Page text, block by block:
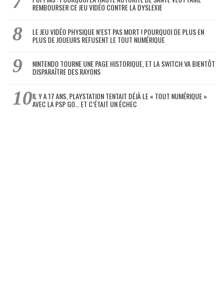
REMBOURSER CE JEU VIDÉO CONTRE LA DYSLEXIE
LE JEU VIDÉO PHYSIQUE N’EST PAS MORT ! POURQUOI DE PLUS EN
PLUS DE JOUEURS REFUSENT LE TOUT NUMÉRIQUE
NINTENDO TOURNE UNE PAGE HISTORIQUE, ET LA SWITCH VA BIENTÔT
DISPARAÎTRE DES RAYONS
IL Y A 17 ANS, PLAYSTATION TENTAIT DÉJÀ LE « TOUT NUMÉRIQUE »
AVEC LA PSP GO… ET C’ÉTAIT UN ÉCHEC